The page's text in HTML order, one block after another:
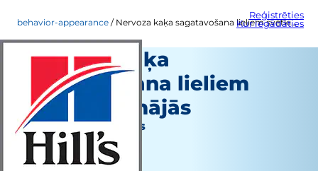
Reģistrēties
Kur iegādāties
behavior-appearance Nervoza kaķa sagatavošana lieliem svētkiem mājās
Nervoza kaķa
sagatavošana lieliem
svētkiem mājās
Uzvedība un izskats
Christine O'Brien
|